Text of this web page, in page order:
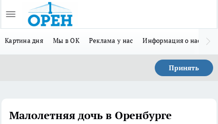
Картина дня Мы в ОК Реклама у нас Информация о нас
Принять
Малолетняя дочь в Оренбурге